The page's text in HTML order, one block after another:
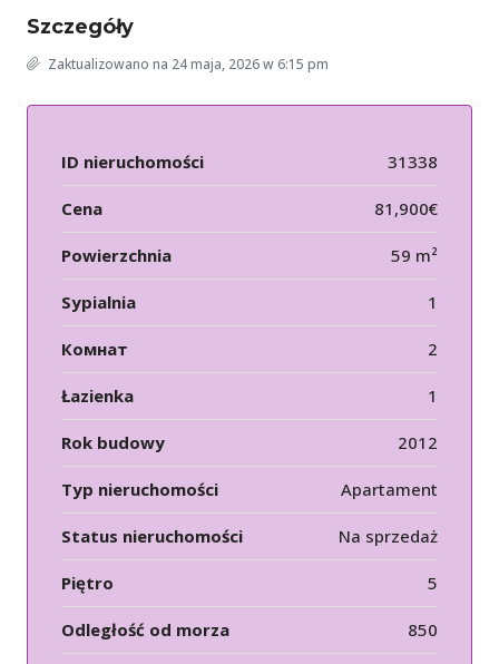
Szczegóły
Zaktualizowano na 24 maja, 2026 w 6:15 pm
ID nieruchomości 31338
Cena 81,900€
Powierzchnia 59 m²
Sypialnia 1
Комнат 2
Łazienka 1
Rok budowy 2012
Typ nieruchomości Apartament
Status nieruchomości Na sprzedaż
Piętro 5
Odległość od morza 850